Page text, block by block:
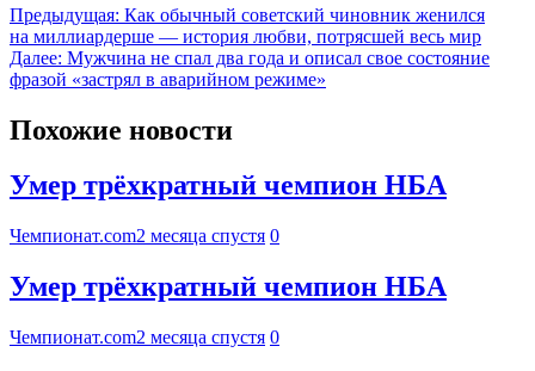
Предыдущая: Как обычный советский чиновник женился
на миллиардерше — история любви, потрясшей весь мир
Далее: Мужчина не спал два года и описал свое состояние
фразой «застрял в аварийном режиме»
Похожие новости
Умер трёхкратный чемпион НБА
Чемпионат.com2 месяца спустя 0
Умер трёхкратный чемпион НБА
Чемпионат.com2 месяца спустя 0